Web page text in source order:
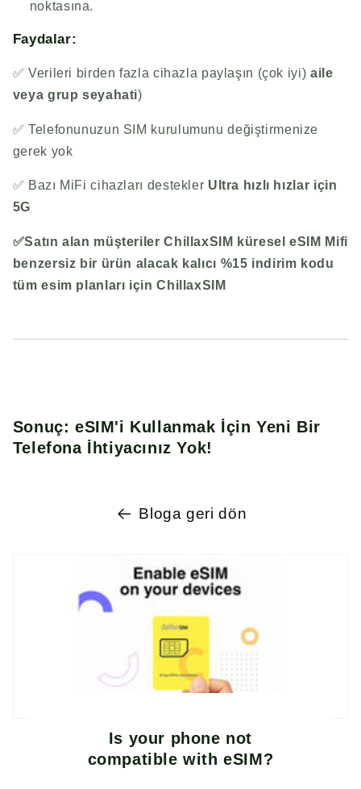
noktasına.
Faydalar:
✅ Verileri birden fazla cihazla paylaşın (çok iyi) aile
veya grup seyahati)
✅ Telefonunuzun SIM kurulumunu değiştirmenize
gerek yok
✅ Bazı MiFi cihazları destekler Ultra hızlı hızlar için
5G
✅Satın alan müşterilerChillaxSIM küresel eSIM Mifi
benzersiz bir ürün alacak kalıcı %15 indirim kodu
tüm esim planları içinChillaxSIM
Sonuç: eSIM'i Kullanmak İçin Yeni Bir
Telefona İhtiyacınız Yok!
Bloga geri dön
Is your phone not
compatible with eSIM?